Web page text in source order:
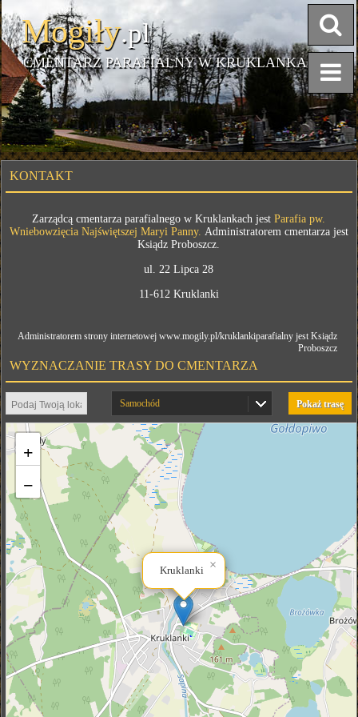
Mogiły.pl
CMENTARZ PARAFIALNY W KRUKLANKACH
KONTAKT
Zarządcą cmentarza parafialnego w Kruklankach jest Parafia pw.
Wniebowzięcia Najświętszej Maryi Panny. Administratorem cmentarza jest
Ksiądz Proboszcz.
ul. 22 Lipca 28
11-612 Kruklanki
Administratorem strony internetowej www.mogily.pl/kruklankiparafialny jest Ksiądz
Proboszcz
WYZNACZANIE TRASY DO CMENTARZA
Pokaż trasę
Samochód
Kruklanki ×
+
−